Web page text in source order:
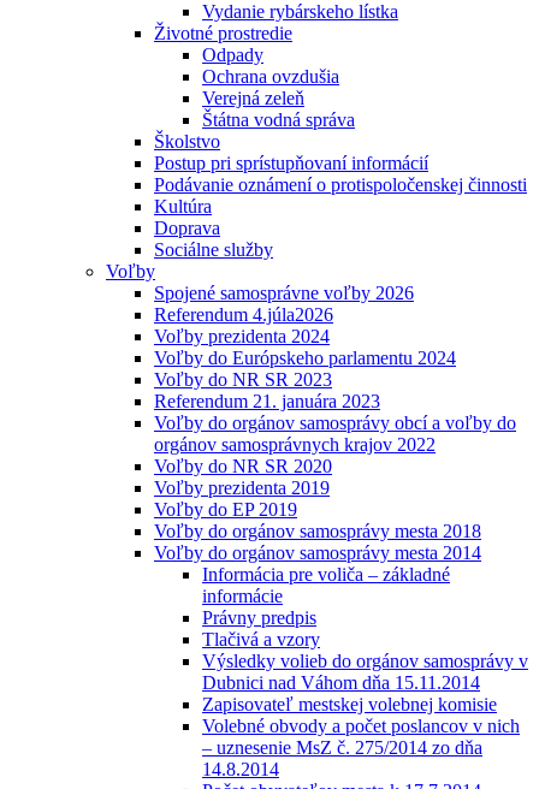
Vydanie rybárskeho lístka
Životné prostredie
Odpady
Ochrana ovzdušia
Verejná zeleň
Štátna vodná správa
Školstvo
Postup pri sprístupňovaní informácií
Podávanie oznámení o protispoločenskej činnosti
Kultúra
Doprava
Sociálne služby
Voľby
Spojené samosprávne voľby 2026
Referendum 4.júla2026
Voľby prezidenta 2024
Voľby do Európskeho parlamentu 2024
Voľby do NR SR 2023
Referendum 21. januára 2023
Voľby do orgánov samosprávy obcí a voľby do
orgánov samosprávnych krajov 2022
Voľby do NR SR 2020
Voľby prezidenta 2019
Voľby do EP 2019
Voľby do orgánov samosprávy mesta 2018
Voľby do orgánov samosprávy mesta 2014
Informácia pre voliča – základné
informácie
Právny predpis
Tlačivá a vzory
Výsledky volieb do orgánov samosprávy v
Dubnici nad Váhom dňa 15.11.2014
Zapisovateľ mestskej volebnej komisie
Volebné obvody a počet poslancov v nich
– uznesenie MsZ č. 275/2014 zo dňa
14.8.2014